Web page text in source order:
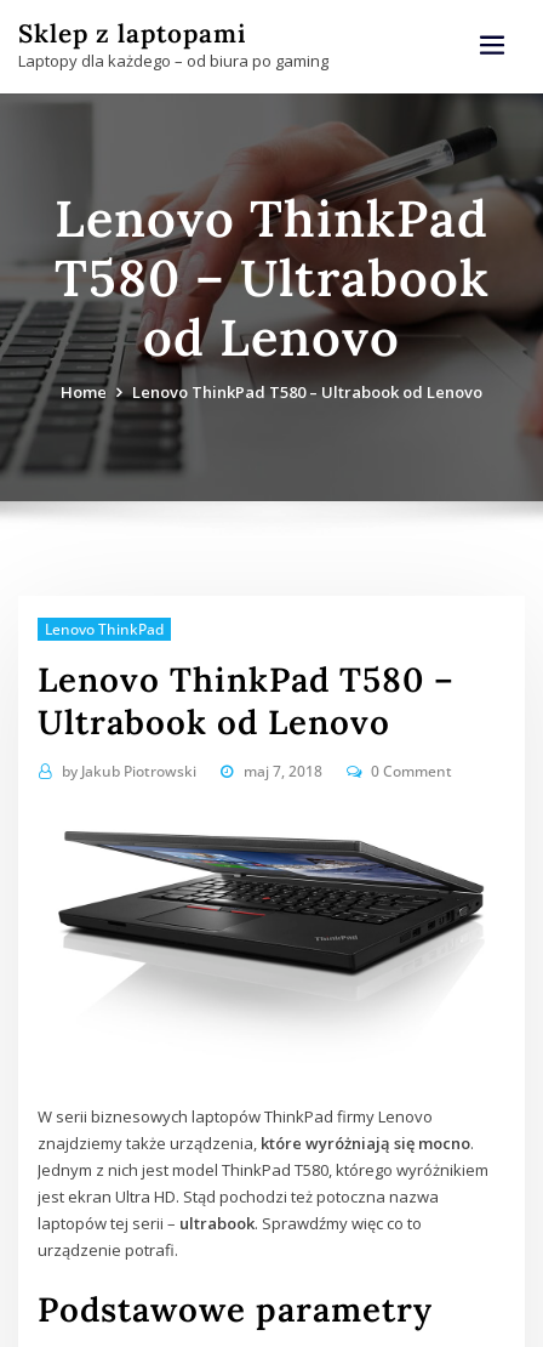
content
Sklep z laptopami
Laptopy dla każdego – od biura po gaming
Lenovo ThinkPad
T580 – Ultrabook
od Lenovo
Home Lenovo ThinkPad T580 – Ultrabook od Lenovo
Lenovo ThinkPad
Lenovo ThinkPad T580 –
Ultrabook od Lenovo
by Jakub Piotrowski maj 7, 2018 0 Comment
W serii biznesowych laptopów ThinkPad firmy Lenovo
znajdziemy także urządzenia, które wyróżniają się mocno.
Jednym z nich jest model ThinkPad T580, którego wyróżnikiem
jest ekran Ultra HD. Stąd pochodzi też potoczna nazwa
laptopów tej serii – ultrabook. Sprawdźmy więc co to
urządzenie potrafi.
Podstawowe parametry